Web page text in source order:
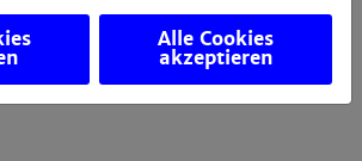
statt. Zum Ende des
2013 wurden zum ersten Mal in der
und der Studierendenrat
Alle Cookies
akzeptieren